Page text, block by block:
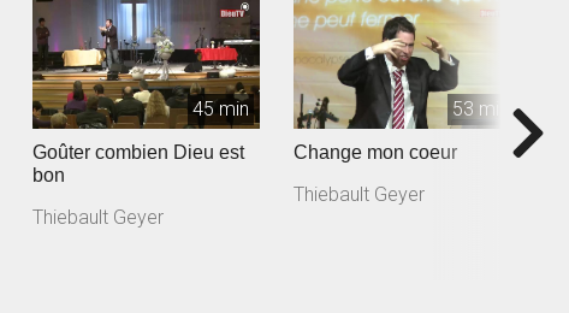
45 min
Goûter combien Dieu est
bon
Thiebault Geyer
53 min
Change mon coeur
Thiebault Geyer